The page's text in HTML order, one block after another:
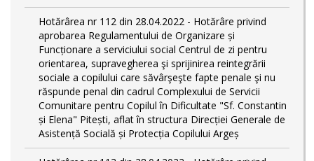
Hotărârea nr 112 din 28.04.2022 - Hotărâre privind
aprobarea Regulamentului de Organizare și
Funcționare a serviciului social Centrul de zi pentru
orientarea, supravegherea şi sprijinirea reintegrării
sociale a copilului care săvârşeşte fapte penale şi nu
răspunde penal din cadrul Complexului de Servicii
Comunitare pentru Copilul în Dificultate "Sf. Constantin
și Elena" Pitești, aflat în structura Direcției Generale de
Asistență Socială și Protecția Copilului Argeș